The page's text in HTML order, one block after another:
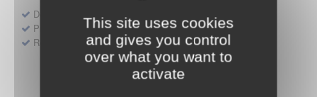
This site uses cookies
and gives you control
over what you want to
activate
Dépôt d'un dossier pour un produit de santé
Protocoles d'études post-inscription
Rencontres précoces